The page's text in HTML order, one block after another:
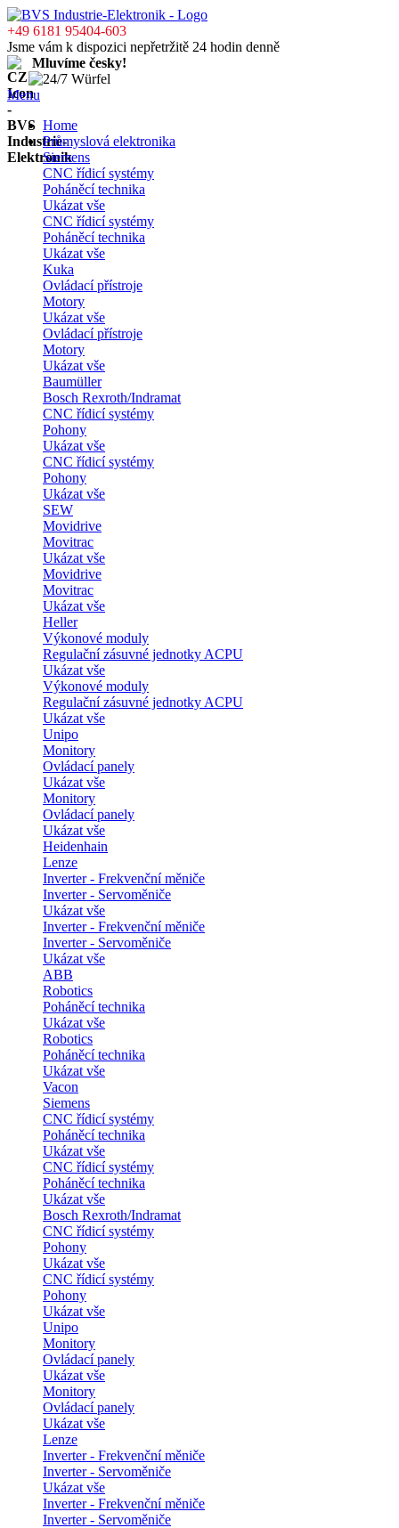
+49 6181 95404-603
Jsme vám k dispozici nepřetržitě 24 hodin denně
Mluvíme česky!
Menu
Home
Průmyslová elektronika
Siemens
CNC řídicí systémy
Poháněcí technika
Ukázat vše
CNC řídicí systémy
Poháněcí technika
Ukázat vše
Kuka
Ovládací přístroje
Motory
Ukázat vše
Ovládací přístroje
Motory
Ukázat vše
Baumüller
Bosch Rexroth/Indramat
CNC řídicí systémy
Pohony
Ukázat vše
CNC řídicí systémy
Pohony
Ukázat vše
SEW
Movidrive
Movitrac
Ukázat vše
Movidrive
Movitrac
Ukázat vše
Heller
Výkonové moduly
Regulační zásuvné jednotky ACPU
Ukázat vše
Výkonové moduly
Regulační zásuvné jednotky ACPU
Ukázat vše
Unipo
Monitory
Ovládací panely
Ukázat vše
Monitory
Ovládací panely
Ukázat vše
Heidenhain
Lenze
Inverter - Frekvenční měniče
Inverter - Servoměniče
Ukázat vše
Inverter - Frekvenční měniče
Inverter - Servoměniče
Ukázat vše
ABB
Robotics
Poháněcí technika
Ukázat vše
Robotics
Poháněcí technika
Ukázat vše
Vacon
Siemens
CNC řídicí systémy
Poháněcí technika
Ukázat vše
CNC řídicí systémy
Poháněcí technika
Ukázat vše
Bosch Rexroth/Indramat
CNC řídicí systémy
Pohony
Ukázat vše
CNC řídicí systémy
Pohony
Ukázat vše
Unipo
Monitory
Ovládací panely
Ukázat vše
Monitory
Ovládací panely
Ukázat vše
Lenze
Inverter - Frekvenční měniče
Inverter - Servoměniče
Ukázat vše
Inverter - Frekvenční měniče
Inverter - Servoměniče